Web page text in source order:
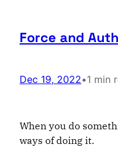
Force and
Dec 19, 2022•1 min
When you do
ways of doing it.